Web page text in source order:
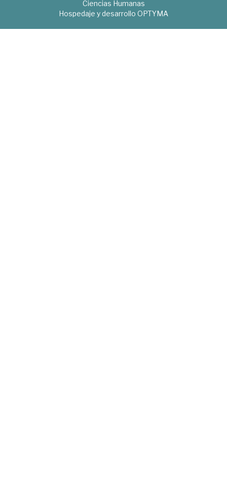
Ciencias Humanas
Hospedaje y desarrollo OPTYMA